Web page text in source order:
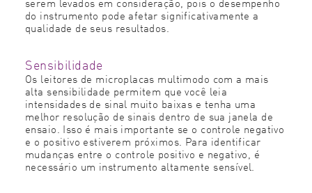
do instrumento pode afetar significativamente a
qualidade de seus resultados.
Sensibilidade
Os leitores de microplacas multimodo com a mais
alta sensibilidade permitem que você leia
intensidades de sinal muito baixas e tenha uma
melhor resolução de sinais dentro de sua janela de
ensaio. Isso é mais importante se o controle negativo
e o positivo estiverem próximos. Para identificar
mudanças entre o controle positivo e negativo, é
necessário um instrumento altamente sensível.